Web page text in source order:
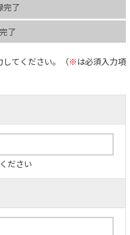
完了
了
してください。（※ は必須入力項
ださい